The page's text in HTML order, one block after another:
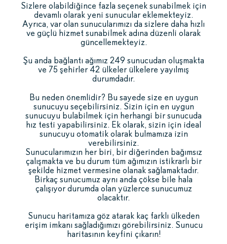
Sizlere olabildiğince fazla seçenek sunabilmek için
devamlı olarak yeni sunucular eklemekteyiz.
Ayrıca, var olan sunucularımızı da sizlere daha hızlı
ve güçlü hizmet sunabilmek adına düzenli olarak
güncellemekteyiz.
Şu anda bağlantı ağımız 249 sunucudan oluşmakta
ve 75 şehirler 42 ülkeler ülkelere yayılmış
durumdadır.
Bu neden önemlidir? Bu sayede size en uygun
sunucuyu seçebilirsiniz. Sizin için en uygun
sunucuyu bulabilmek için herhangi bir sunucuda
hız testi yapabilirsiniz. Ek olarak, sizin için ideal
sunucuyu otomatik olarak bulmamıza izin
verebilirsiniz.
Sunucularımızın her biri, bir diğerinden bağımsız
çalışmakta ve bu durum tüm ağımızın istikrarlı bir
şekilde hizmet vermesine olanak sağlamaktadır.
Birkaç sunucumuz aynı anda çökse bile hala
çalışıyor durumda olan yüzlerce sunucumuz
olacaktır.
Sunucu haritamıza göz atarak kaç farklı ülkeden
erişim imkanı sağladığımızı görebilirsiniz. Sunucu
haritasının keyfini çıkarın!